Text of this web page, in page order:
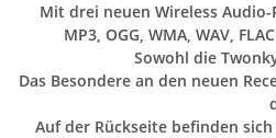
Mit drei neuen Wireless Audio-
MP3, OGG, WMA, WAV,
Sowohl die
Das Besondere an den neuen
Auf der Rückseite befinden